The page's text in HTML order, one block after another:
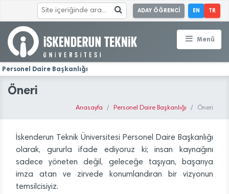
ADAY ÖĞRENCİ EN TR
Menü
Personel Daire Başkanlığı
Öneri
Anasayfa Personel Daire Başkanlığı Öneri
İskenderun Teknik Üniversitesi Personel Daire Başkanlığı
olarak, gururla ifade ediyoruz ki; insan kaynağını
sadece yöneten değil, geleceğe taşıyan, başarıya
imza atan ve zirvede konumlandıran bir vizyonun
temsilcisiyiz.